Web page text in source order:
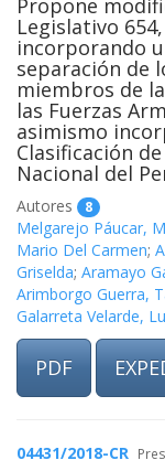
Propone
Legislativo
incorporando
separación de
miembros de
las Fuerzas
asimismo
Clasificación
Nacional del
Autores 8
Melgarejo Páucar,
Mario Del Carmen;
Griselda; Aramayo
Arimborgo Guerra,
Galarreta Velarde,
PDF
04431/2018-CR